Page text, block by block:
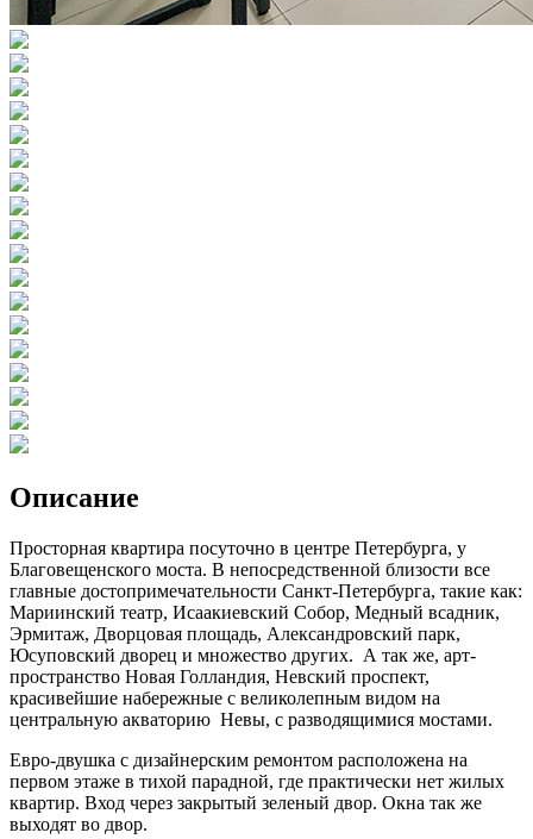
Описание
Просторная квартира посуточно в центре Петербурга, у
Благовещенского моста. В непосредственной близости все
главные достопримечательности Санкт-Петербурга, такие как:
Мариинский театр, Исаакиевский Собор, Медный всадник,
Эрмитаж, Дворцовая площадь, Александровский парк,
Юсуповский дворец и множество других. А так же, арт-
пространство Новая Голландия, Невский проспект,
красивейшие набережные с великолепным видом на
центральную акваторию Невы, с разводящимися мостами.
Евро-двушка с дизайнерским ремонтом расположена на
первом этаже в тихой парадной, где практически нет жилых
квартир. Вход через закрытый зеленый двор. Окна так же
выходят во двор.